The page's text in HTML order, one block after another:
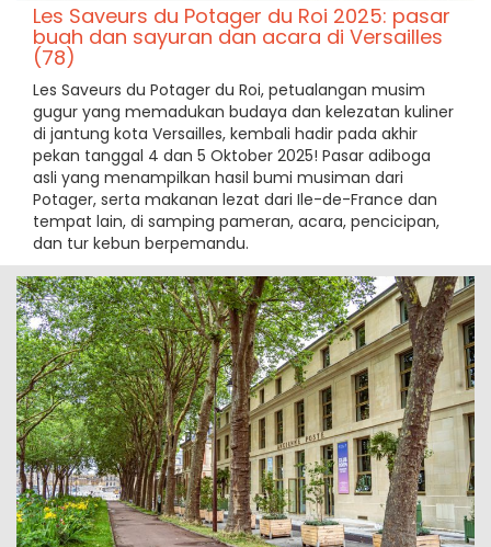
Les Saveurs du Potager du Roi 2025: pasar
buah dan sayuran dan acara di Versailles
(78)
Les Saveurs du Potager du Roi, petualangan musim
gugur yang memadukan budaya dan kelezatan kuliner
di jantung kota Versailles, kembali hadir pada akhir
pekan tanggal 4 dan 5 Oktober 2025! Pasar adiboga
asli yang menampilkan hasil bumi musiman dari
Potager, serta makanan lezat dari Ile-de-France dan
tempat lain, di samping pameran, acara, pencicipan,
dan tur kebun berpemandu.